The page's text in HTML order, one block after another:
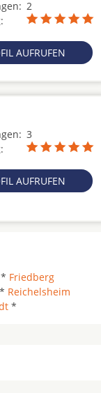
2
AUFRUFEN
3
AUFRUFEN
Friedberg
Reichelsheim
*